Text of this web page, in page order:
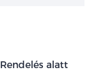
Rendelés alatt